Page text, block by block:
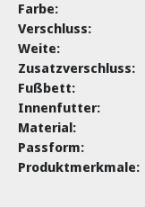
Farbe:
Verschluss:
Weite:
Zusatzverschluss:
Fußbett:
Innenfutter:
Material:
Passform:
Produktmerkmale: